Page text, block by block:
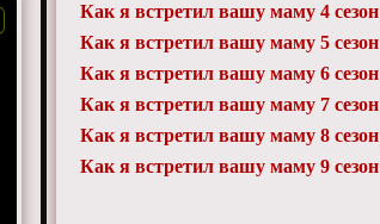
Как я встретил вашу маму 4 сезон
Как я встретил вашу маму 5 сезон
Как я встретил вашу маму 6 сезон
Как я встретил вашу маму 7 сезон
Как я встретил вашу маму 8 сезон
Как я встретил вашу маму 9 сезон